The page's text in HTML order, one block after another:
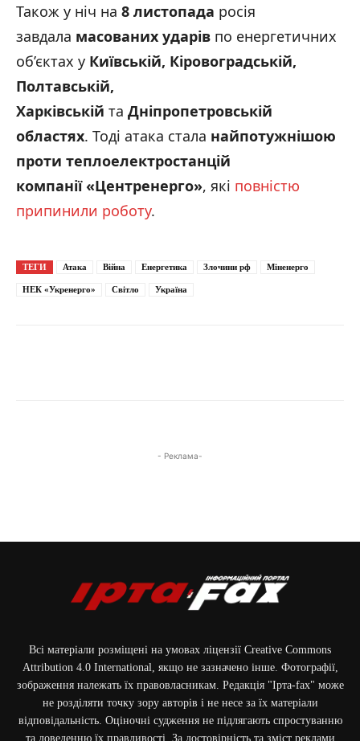
Також у ніч на 8 листопада росія
завдала масованих ударів по енергетичних
об’єктах у Київській, Кіровоградській,
Полтавській,
Харківській та Дніпропетровській
областях. Тоді атака стала найпотужнішою
проти теплоелектростанцій
компанії «Центренерго», які повністю
припинили роботу.
ТЕГИ Атака Війна Енергетика Злочини рф Міненерго
НЕК «Укренерго» Світло Україна
- Реклама-
Всі матеріали розміщені на умовах ліцензії Creative Commons
Attribution 4.0 International, якщо не зазначено інше. Фотографії,
зображення належать їх правовласникам. Редакція "Ірта-fax" може
не розділяти точку зору авторів і не несе за їх матеріали
відповідальність. Оціночні судження не підлягають спростуванню
та доведенню їх правдивості. За достовірність та зміст реклами